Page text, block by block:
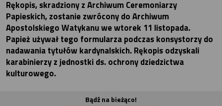
Rękopis, skradziony z Archiwum Ceremoniarzy
Papieskich, zostanie zwrócony do Archiwum
Apostolskiego Watykanu we wtorek 11 listopada.
Papież używał tego formularza podczas konsystorzy do
nadawania tytułów kardynalskich. Rękopis odzyskali
karabinierzy z jednostki ds. ochrony dziedzictwa
kulturowego.
Bądź na bieżąco!